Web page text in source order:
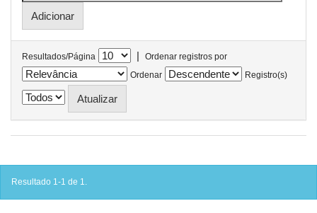
Resultados/Página |
Ordenar registros por
Ordenar
Registro(s)
Resultado 1-1 de 1.